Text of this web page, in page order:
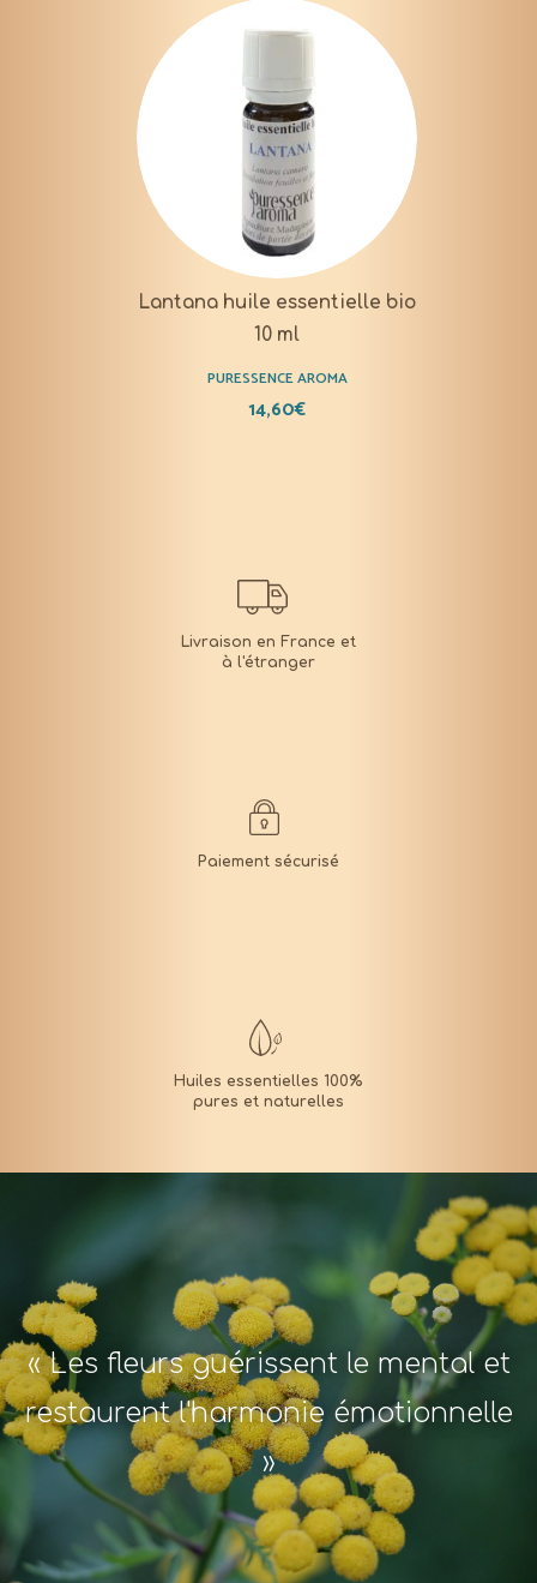
Lantana huile essentielle bio
10 ml
PURESSENCE AROMA
14,60€
« Les fleurs guérissent le mental et
restaurent l'harmonie émotionnelle
»